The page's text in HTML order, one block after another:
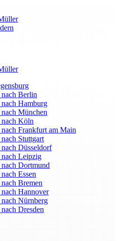
Berlin
Hamburg
München
Köln
Frankfurt am Main
Stuttgart
Düsseldorf
Leipzig
Dortmund
Essen
Bremen
Hannover
Nürnberg
Dresden